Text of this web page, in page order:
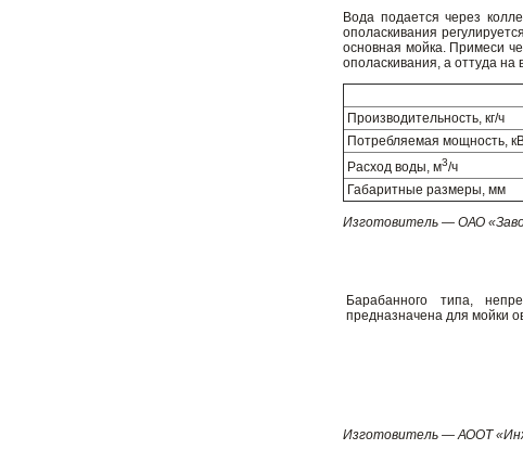
Вода подается через
ополаскивания
основная мойка. Примеси
ополаскивания, а оттуда на
Производительность, кг/ч
Потребляемая мощность,
Расход воды, м3/ч
Габаритные размеры, мм
Изготовитель — ОАО
Барабанного типа,
предназначена для мойки
Изготовитель — АООТ